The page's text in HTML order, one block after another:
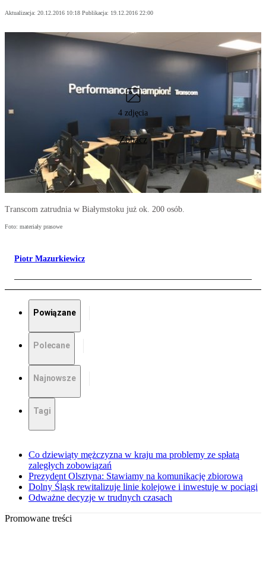
Aktualizacja: 20.12.2016 10:18 Publikacja: 19.12.2016 22:00
4 zdjęcia
Zobacz
Transcom zatrudnia w Białymstoku już ok. 200 osób.
Foto: materiały prasowe
Piotr Mazurkiewicz
Powiązane
Polecane
Najnowsze
Tagi
Co dziewiąty mężczyzna w kraju ma problemy ze spłatą
zaległych zobowiązań
Prezydent Olsztyna: Stawiamy na komunikację zbiorową
Dolny Śląsk rewitalizuje linie kolejowe i inwestuje w pociągi
Odważne decyzje w trudnych czasach
Promowane treści